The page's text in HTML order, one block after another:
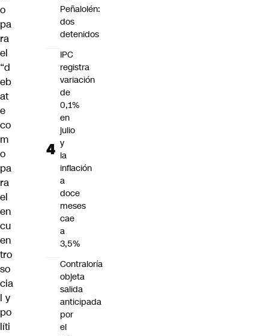
o
pa
ra
el
“d
eb
at
e
co
m
o
pa
ra
el
en
cu
en
tro
so
cia
l y
po
líti
Peñalolén:
dos
detenidos
IPC
registra
variación
de
0,1%
en
julio
y
la
inflación
a
doce
meses
cae
a
3,5%
Contraloría
objeta
salida
anticipada
por
el